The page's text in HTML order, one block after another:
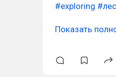
#exploring #лес
Показать